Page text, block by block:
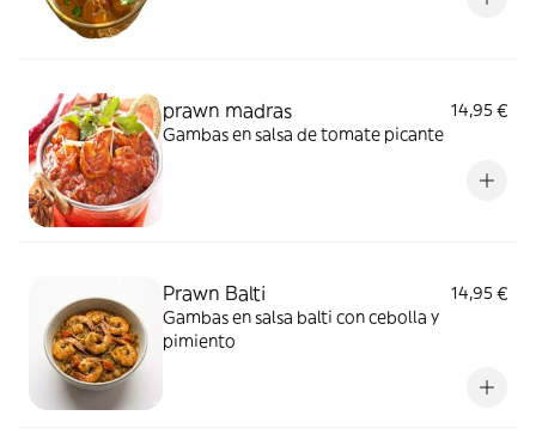
prawn madras
14,95 €
Gambas en salsa de tomate picante
Prawn Balti
14,95 €
Gambas en salsa balti con cebolla y
pimiento